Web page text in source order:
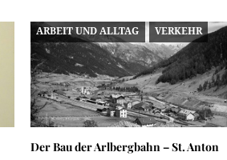
ARBEIT UND ALLTAG VERKEHR
Der Bau der Arlbergbahn – St. Anton